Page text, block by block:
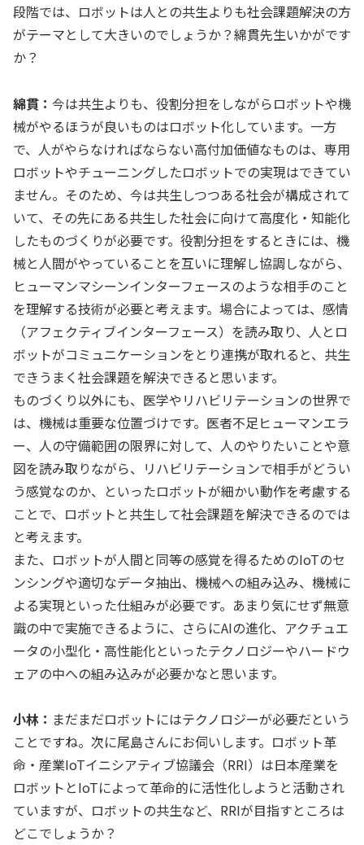
段階では、ロボットは人との共生よりも社会課題解決の方
がテーマとして大きいのでしょうか？綿貫先生いかがです
か？
綿貫： 今は共生よりも、役割分担をしながらロボットや機
械がやるほうが良いものはロボット化しています。一方
で、人がやらなければならない高付加価値なものは、専用
ロボットやチューニングしたロボットでの実現はできてい
ません。そのため、今は共生しつつある社会が構成されて
いて、その先にある共生した社会に向けて高度化・知能化
したものづくりが必要です。役割分担をするときには、機
械と人間がやっていることを互いに理解し協調しながら、
ヒューマンマシーンインターフェースのような相手のこと
を理解する技術が必要と考えます。場合によっては、感情
（アフェクティブインターフェース）を読み取り、人とロ
ボットがコミュニケーションをとり連携が取れると、共生
できうまく社会課題を解決できると思います。
ものづくり以外にも、医学やリハビリテーションの世界で
は、機械は重要な位置づけです。医者不足ヒューマンエラ
ー、人の守備範囲の限界に対して、人のやりたいことや意
図を読み取りながら、リハビリテーションで相手がどうい
う感覚なのか、といったロボットが細かい動作を考慮する
ことで、ロボットと共生して社会課題を解決できるのでは
と考えます。
また、ロボットが人間と同等の感覚を得るためのIoTのセ
ンシングや適切なデータ抽出、機械への組み込み、機械に
よる実現といった仕組みが必要です。あまり気にせず無意
識の中で実施できるように、さらにAIの進化、アクチュエ
ータの小型化・高性能化といったテクノロジーやハードウ
ェアの中への組み込みが必要かなと思います。
小林： まだまだロボットにはテクノロジーが必要だという
ことですね。次に尾島さんにお伺いします。ロボット革
命・産業IoTイニシアティブ協議会（RRI）は日本産業を
ロボットとIoTによって革命的に活性化しようと活動され
ていますが、ロボットの共生など、RRIが目指すところは
どこでしょうか？